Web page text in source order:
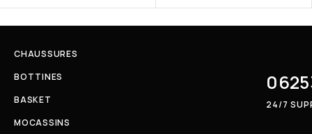
CHAUSSURES
BOTTINES
BASKET
MOCASSINS
24/7